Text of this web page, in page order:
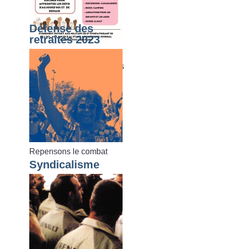
Du dimanche 02 août au
vendredi 07 août 2026, les
journées d’été de l’UCL
Défense des
retraites 2023
Repensons le combat
Syndicalisme